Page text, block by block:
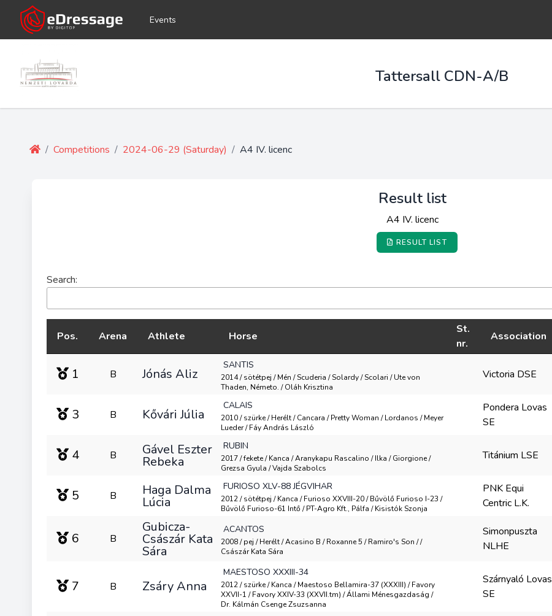
Events
Tattersall CDN-A/B
/ Competitions / 2024-06-29 (Saturday) / A4 IV. licenc
Result list
A4 IV. licenc
RESULT LIST
Search:
Pos. Arena Athlete Horse
St.
nr.
Association
1 B Jónás Aliz
SANTIS
2014 / sötétpej / Mén / Scuderia / Solardy / Scolari / Ute von
Thaden, Németo. / Oláh Krisztina
Victoria DSE
3 B Kővári Júlia
CALAIS
2010 / szürke / Herélt / Cancara / Pretty Woman / Lordanos / Meyer
Lueder / Fáy András László
Pondera Lovas
SE
4 B Gável Eszter
Rebeka
RUBIN
2017 / fekete / Kanca / Aranykapu Rascalino / Ilka / Giorgione /
Grezsa Gyula / Vajda Szabolcs
Titánium LSE
5 B Haga Dalma
Lúcia
FURIOSO XLV-88 JÉGVIHAR
2012 / sötétpej / Kanca / Furioso XXVIII-20 / Bűvölő Furioso I-23 /
Bűvölő Furioso-61 Intő / PT-Agro Kft., Pálfa / Kisistók Szonja
PNK Equi
Centric L.K.
6 B
Gubicza-
Császár Kata
Sára
ACANTOS
2008 / pej / Herélt / Acasino B / Roxanne 5 / Ramiro's Son / /
Császár Kata Sára
Simonpuszta
NLHE
7 B Zsáry Anna
MAESTOSO XXXIII-34
2012 / szürke / Kanca / Maestoso Bellamira-37 (XXXIII) / Favory
XXVII-1 / Favory XXIV-33 (XXVII.tm) / Állami Ménesgazdaság /
Dr. Kálmán Csenge Zsuzsanna
Szárnyaló Lovas
SE